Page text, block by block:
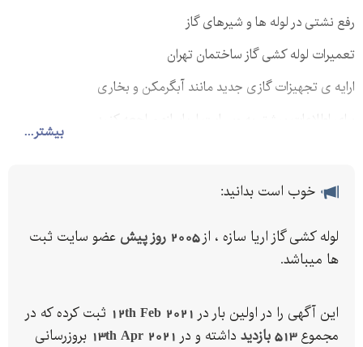
بیشتر...
رفع نشتی در لوله ها و شیرهای گاز
تعمیرات لوله کشی گاز ساختمان تهران
ارایه ی تجهیزات گازی جدید مانند آبگرمکن و بخاری
خوب است بدانید:
لوله کشی گاز اریا سازه ، از2005 روز پیش
عضو سایت ثبت
ها میباشد.
این آگهی را در اولین بار در 12th Feb 2021 ثبت کرده که در
مجموع513 بازدید داشته و در 13th Apr 2021 بروزرسانی